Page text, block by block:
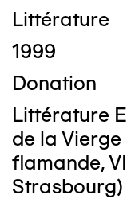
Littérature
1999
Donation
Littérature
de la
flamande,